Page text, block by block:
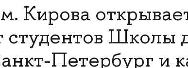
Кирова
студентов Школы
Петербург и